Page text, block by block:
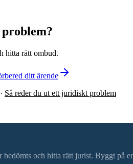
hitta rätt ombud.
ditt ärende
· Så reder du ut ett juridiskt problem
och hitta rätt jurist. Byggt på